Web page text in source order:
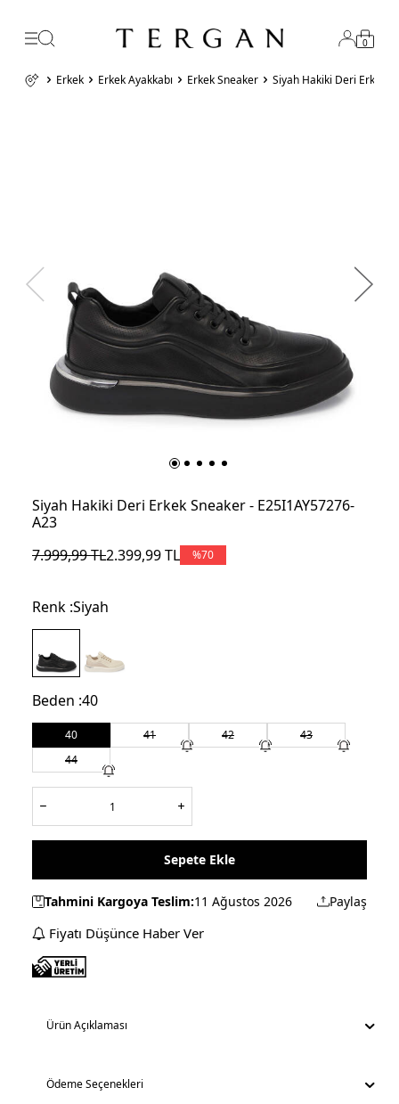
0
Erkek Erkek Ayakkabı Erkek Sneaker Siyah Hakiki Deri Erkek
Siyah Hakiki Deri Erkek Sneaker - E25I1AY57276-
A23
7.999,99TL2.399,99TL %70
Renk :Siyah
Beden :40
40 41 42
43
44
Sepete Ekle
Tahmini Kargoya Teslim:11 Ağustos 2026 Paylaş
Fiyatı Düşünce Haber Ver
Ürün Açıklaması
Ödeme Seçenekleri